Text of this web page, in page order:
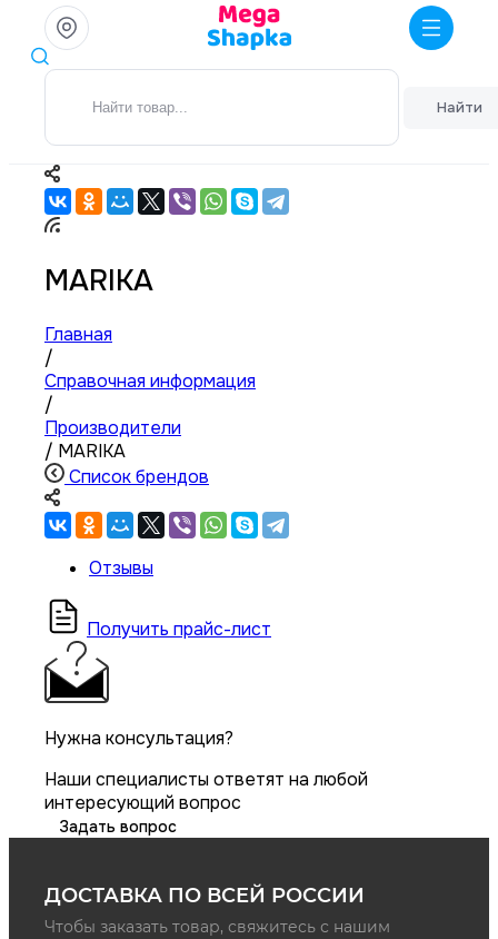
Найти
MARIKA
Главная
/
Справочная информация
/
Производители
/ MARIKA
Список брендов
Отзывы
Получить прайс-лист
Нужна консультация?
Наши специалисты ответят на любой
интересующий вопрос
Задать вопрос
ДОСТАВКА ПО ВСЕЙ РОССИИ
Чтобы заказать товар, свяжитесь с нашим